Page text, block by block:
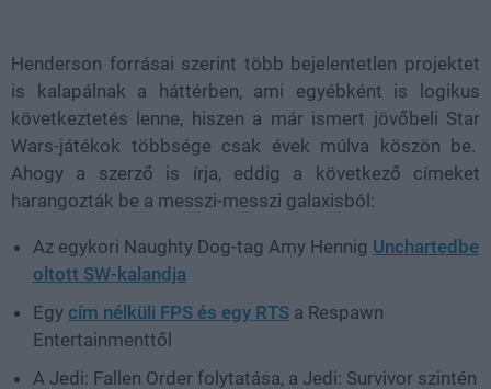
Henderson forrásai szerint több bejelentetlen projektet
is kalapálnak a háttérben, ami egyébként is logikus
következtetés lenne, hiszen a már ismert jövőbeli Star
Wars-játékok többsége csak évek múlva köszön be.
Ahogy a szerző is írja, eddig a következő címeket
harangozták be a messzi-messzi galaxisból:
Az egykori Naughty Dog-tag Amy Hennig Unchartedbe
oltott SW-kalandja
Egy cím nélküli FPS és egy RTS a Respawn
Entertainmenttől
A Jedi: Fallen Order folytatása, a Jedi: Survivor szintén